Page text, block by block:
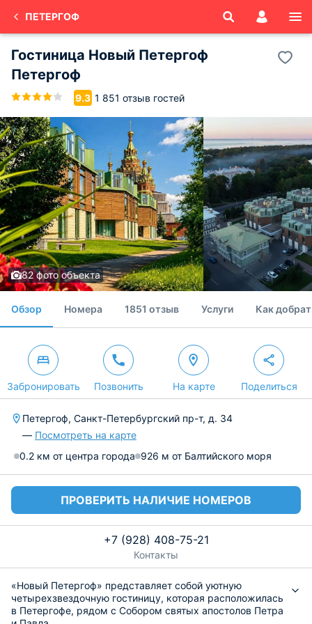
ПЕТЕРГОФ
Гостиница Новый Петергоф
Петергоф
9.3 1 851 отзыв гостей
82 фото объекта
Обзор Номера 1851 отзыв Услуги Как
Забронировать Позвонить На карте Поделиться
Петергоф, Санкт-Петербургский пр-т, д. 34
— Посмотреть на карте
0.2 км от центра города 926 м от Балтийского моря
ПРОВЕРИТЬ НАЛИЧИЕ НОМЕРОВ
+7 (928) 408-75-21
Контакты
«Новый Петергоф» представляет собой уютную
четырехзвездочную гостиницу, которая расположилась
в Петергофе, рядом с Собором святых апостолов Петра